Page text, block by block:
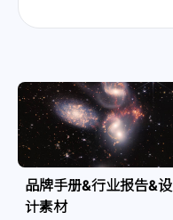
品牌手册&行业报告&设
计素材